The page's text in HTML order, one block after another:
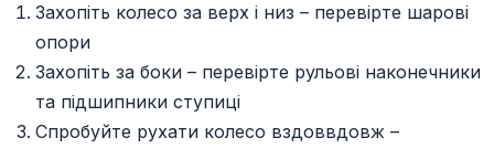
Захопіть колесо за верх і низ – перевірте шарові
опори
Захопіть за боки – перевірте рульові наконечники
та підшипники ступиці
Спробуйте рухати колесо вздоввдовж –